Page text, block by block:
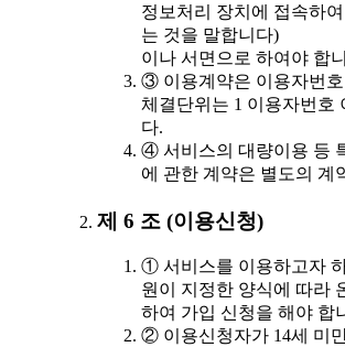
정보처리 장치에 접속하
는 것을 말합니다)
이나 서면으로 하여야 합
③ 이용계약은 이용자번
체결단위는 1 이용자번호
다.
④ 서비스의 대량이용 등
에 관한 계약은 별도의 계
제 6 조 (이용신청)
① 서비스를 이용하고자
원이 지정한 양식에 따라
하여 가입 신청을 해야 합
② 이용신청자가 14세 미